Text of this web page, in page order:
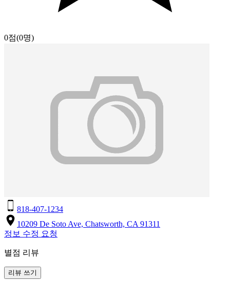
0점(0명)
818-407-1234
10209 De Soto Ave, Chatsworth, CA 91311
정보 수정 요청
별점 리뷰
리뷰 쓰기